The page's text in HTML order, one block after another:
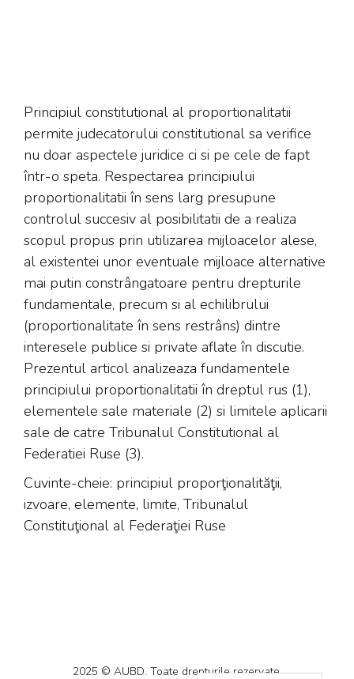
Principiul constitutional al proportionalitatii
permite judecatorului constitutional sa verifice
nu doar aspectele juridice ci si pe cele de fapt
într-o speta. Respectarea principiului
proportionalitatii în sens larg presupune
controlul succesiv al posibilitatii de a realiza
scopul propus prin utilizarea mijloacelor alese,
al existentei unor eventuale mijloace alternative
mai putin constrângatoare pentru drepturile
fundamentale, precum si al echilibrului
(proportionalitate în sens restrâns) dintre
interesele publice si private aflate în discutie.
Prezentul articol analizeaza fundamentele
principiului proportionalitatii în dreptul rus (1),
elementele sale materiale (2) si limitele aplicarii
sale de catre Tribunalul Constitutional al
Federatiei Ruse (3).
Cuvinte-cheie: principiul proporţionalităţii,
izvoare, elemente, limite, Tribunalul
Constituţional al Federaţiei Ruse
2025 © AUBD. Toate drepturile rezervate.